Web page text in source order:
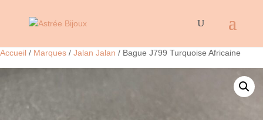
Accueil / Marques / Jalan Jalan / Bague J799 Turquoise Africaine